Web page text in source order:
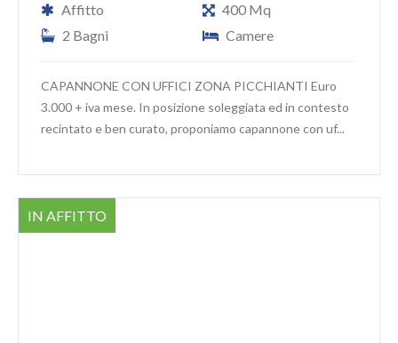
Affitto
400 Mq
2 Bagni
Camere
CAPANNONE CON UFFICI ZONA PICCHIANTI Euro
3.000 + iva mese. In posizione soleggiata ed in contesto
recintato e ben curato, proponiamo capannone con uf...
IN AFFITTO